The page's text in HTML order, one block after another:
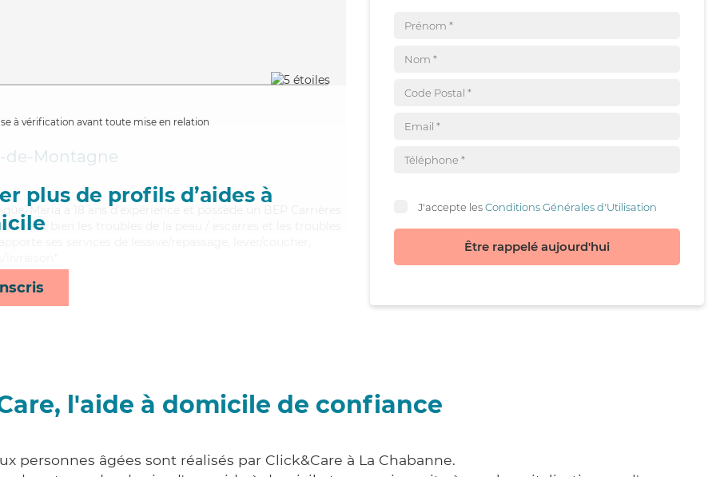
à vérification avant toute mise en relation
plus de profils d’aides à
de-Montagne
Maria a 18 ans d'expérience et possède un BEP Carrières
bien les troubles de la peau / escarres et les troubles
J'accepte lesConditions Générales d'Utilisation
Être rappelé aujourd'hui
l'aide à domicile de confiance
personnes âgées sont réalisés par Click&Care à La Chabanne.